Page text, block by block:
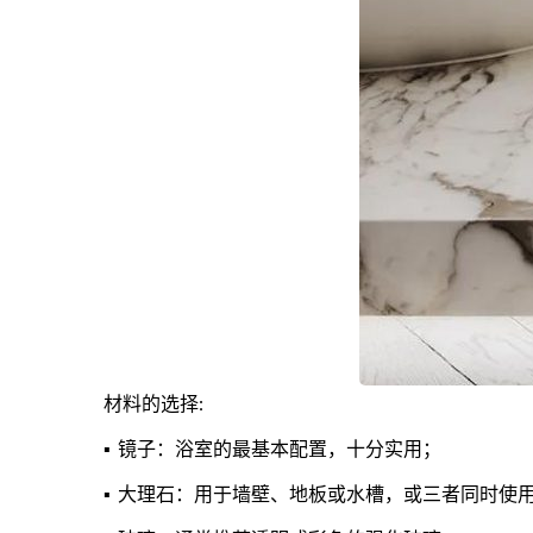
材料的选择:
▪ 镜子：浴室的最基本配置，十分实用；
▪ 大理石：用于墙壁、地板或水槽，或三者同时使